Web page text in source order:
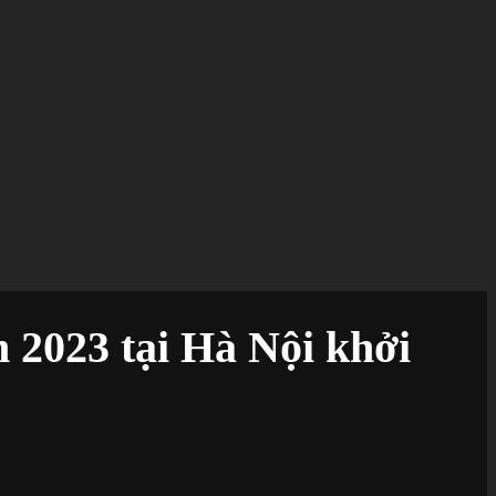
2023 tại Hà Nội khởi